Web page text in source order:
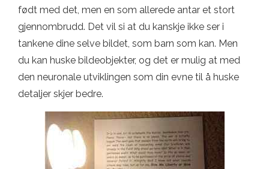
født med det, men en som allerede antar et stort
gjennombrudd. Det vil si at du kanskje ikke ser i
tankene dine selve bildet, som barn som kan. Men
du kan huske bildeobjekter, og det er mulig at med
den neuronale utviklingen som din evne til å huske
detaljer skjer bedre.